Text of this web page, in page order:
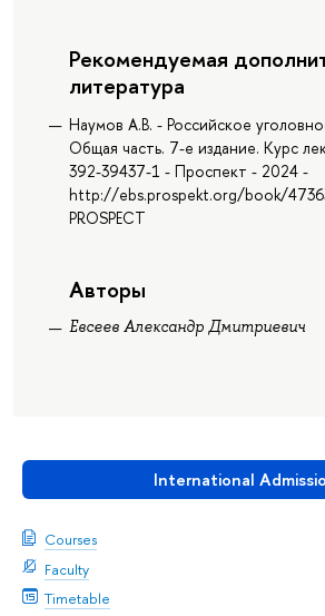
International
Courses
Faculty
Timetable
Рекомендуемая
литература
Наумов А.В. - Российское
Общая часть. 7-е издание. Курс
392-39437-1 - Проспект - 2024 -
http://ebs.prospekt.org/book/
PROSPECT
Авторы
Евсеев Александр Дмитриевич